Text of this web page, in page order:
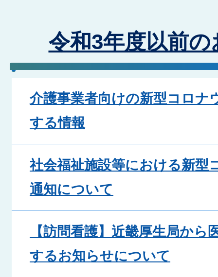
令和3年度以前
介護事業者向けの新型コロナ
する情報
社会福祉施設等における新型
通知について
【訪問看護】近畿厚生局から
するお知らせについて